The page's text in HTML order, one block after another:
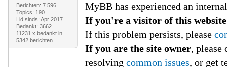
Berichten: 7.596
Topics: 190
Lid sinds: Apr 2017
Bedankt: 3662
11231 x bedankt in
5342 berichten
MyBB has experienced an
If you're a visitor of this website
If this problem persists, please
If you are the site owner, please
resolvingcommon issues, or get